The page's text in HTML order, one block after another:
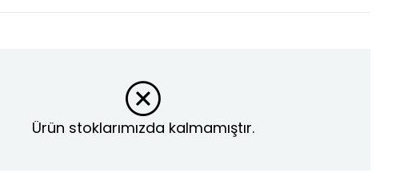
Ürün stoklarımızda kalmamıştır.